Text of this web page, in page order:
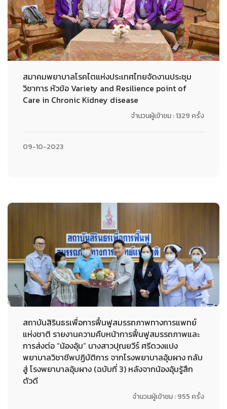
สมาคมพยาบาลโรคไตแห่งประเทศไทยจัดงานประชุม
วิชาการ หัวข้อ Variety and Resilience point of
Care in Chronic Kidney disease
จำนวนผู้เข้าชม : 1329 ครั้ง
09-10-2023
สถาบันสิรินธรเพื่อการฟื้นฟูสมรรถภาพทางการแพทย์
แห่งชาติ รายงานความคืบหน้าการฟื้นฟูสมรรถภาพและ
การส่งต่อ “น้องอุ้ม” นางสาวปุณยวีร์ ศรีดวงแปง
พยาบาลวิชาชีพปฏิบัติการ จากโรงพยาบาลอุ้มผาง กลับ
สู่ โรงพยาบาลอุ้มผาง (ฉบับที่ 3) หลังจากน้องอุ้มรู้สึก
ตัวดี
จำนวนผู้เข้าชม : 955 ครั้ง